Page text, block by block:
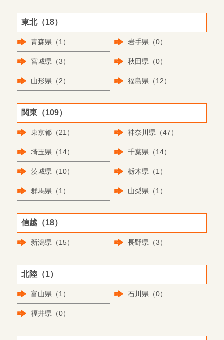
東北（18）
青森県（1） 岩手県（0）
宮城県（3） 秋田県（0）
山形県（2） 福島県（12）
関東（109）
東京都（21） 神奈川県（47）
埼玉県（14） 千葉県（14）
茨城県（10） 栃木県（1）
群馬県（1） 山梨県（1）
信越（18）
新潟県（15） 長野県（3）
北陸（1）
富山県（1） 石川県（0）
福井県（0）